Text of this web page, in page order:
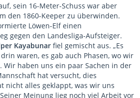
sein 16-Meter-Schuss war aber
den 1860-Keeper zu überwinden.
Löwen-Elf einen
gegen den Landesliga-Aufsteiger.
Kayabunar fiel gemischt aus. „Es
waren, es gab auch Phasen, wo wir
haben uns ein paar Sachen in der
hat versucht, dies
nicht alles geklappt, was wir uns
Meinung lieg noch viel Arbeit vor